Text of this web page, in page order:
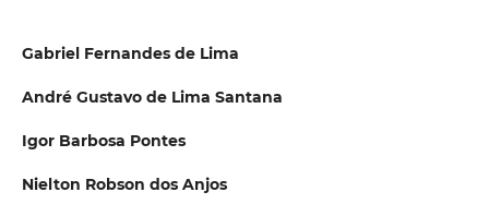
Gabriel Fernandes de Lima
André Gustavo de Lima Santana
Igor Barbosa Pontes
Nielton Robson dos Anjos